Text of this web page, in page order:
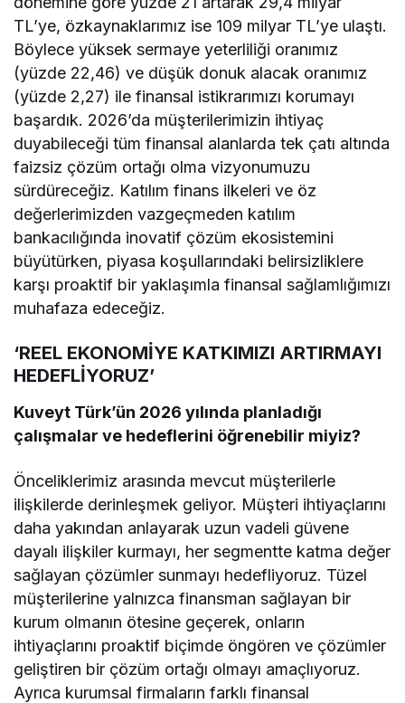
TL’ye, özkaynaklarımız ise 109 milyar TL’ye ulaştı.
Böylece yüksek sermaye yeterliliği oranımız
(yüzde 22,46) ve düşük donuk alacak oranımız
(yüzde 2,27) ile finansal istikrarımızı korumayı
başardık. 2026’da müşterilerimizin ihtiyaç
duyabileceği tüm finansal alanlarda tek çatı altında
faizsiz çözüm ortağı olma vizyonumuzu
sürdüreceğiz. Katılım finans ilkeleri ve öz
değerlerimizden vazgeçmeden katılım
bankacılığında inovatif çözüm ekosistemini
büyütürken, piyasa koşullarındaki belirsizliklere
karşı proaktif bir yaklaşımla finansal sağlamlığımızı
muhafaza edeceğiz.
‘REEL EKONOMİYE KATKIMIZI ARTIRMAYI
HEDEFLİYORUZ’
Kuveyt Türk’ün 2026 yılında planladığı
çalışmalar ve hedeflerini öğrenebilir miyiz?
Önceliklerimiz arasında mevcut müşterilerle
ilişkilerde derinleşmek geliyor. Müşteri ihtiyaçlarını
daha yakından anlayarak uzun vadeli güvene
dayalı ilişkiler kurmayı, her segmentte katma değer
sağlayan çözümler sunmayı hedefliyoruz. Tüzel
müşterilerine yalnızca finansman sağlayan bir
kurum olmanın ötesine geçerek, onların
ihtiyaçlarını proaktif biçimde öngören ve çözümler
geliştiren bir çözüm ortağı olmayı amaçlıyoruz.
Ayrıca kurumsal firmaların farklı finansal